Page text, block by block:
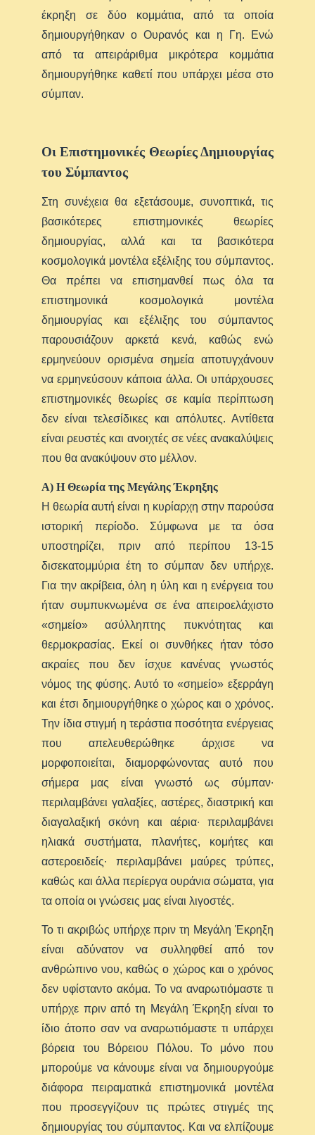
έκρηξη σε δύο κομμάτια, από τα οποία
δημιουργήθηκαν ο Ουρανός και η Γη. Ενώ
από τα απειράριθμα μικρότερα κομμάτια
δημιουργήθηκε καθετί που υπάρχει μέσα στο
σύμπαν.
Οι Επιστημονικές Θεωρίες Δημιουργίας
του Σύμπαντος
Στη συνέχεια θα εξετάσουμε, συνοπτικά, τις
βασικότερες επιστημονικές θεωρίες
δημιουργίας, αλλά και τα βασικότερα
κοσμολογικά μοντέλα εξέλιξης του σύμπαντος.
Θα πρέπει να επισημανθεί πως όλα τα
επιστημονικά κοσμολογικά μοντέλα
δημιουργίας και εξέλιξης του σύμπαντος
παρουσιάζουν αρκετά κενά, καθώς ενώ
ερμηνεύουν ορισμένα σημεία αποτυγχάνουν
να ερμηνεύσουν κάποια άλλα. Οι υπάρχουσες
επιστημονικές θεωρίες σε καμία περίπτωση
δεν είναι τελεσίδικες και απόλυτες. Αντίθετα
είναι ρευστές και ανοιχτές σε νέες ανακαλύψεις
που θα ανακύψουν στο μέλλον.
Α) Η Θεωρία της Μεγάλης Έκρηξης
Η θεωρία αυτή είναι η κυρίαρχη στην παρούσα
ιστορική περίοδο. Σύμφωνα με τα όσα
υποστηρίζει, πριν από περίπου 13-15
δισεκατομμύρια έτη το σύμπαν δεν υπήρχε.
Για την ακρίβεια, όλη η ύλη και η ενέργεια του
ήταν συμπυκνωμένα σε ένα απειροελάχιστο
«σημείο» ασύλληπτης πυκνότητας και
θερμοκρασίας. Εκεί οι συνθήκες ήταν τόσο
ακραίες που δεν ίσχυε κανένας γνωστός
νόμος της φύσης. Αυτό το «σημείο» εξερράγη
και έτσι δημιουργήθηκε ο χώρος και ο χρόνος.
Την ίδια στιγμή η τεράστια ποσότητα ενέργειας
που απελευθερώθηκε άρχισε να
μορφοποιείται, διαμορφώνοντας αυτό που
σήμερα μας είναι γνωστό ως σύμπαν∙
περιλαμβάνει γαλαξίες, αστέρες, διαστρική και
διαγαλαξική σκόνη και αέρια∙ περιλαμβάνει
ηλιακά συστήματα, πλανήτες, κομήτες και
αστεροειδείς∙ περιλαμβάνει μαύρες τρύπες,
καθώς και άλλα περίεργα ουράνια σώματα, για
τα οποία οι γνώσεις μας είναι λιγοστές.
Το τι ακριβώς υπήρχε πριν τη Μεγάλη Έκρηξη
είναι αδύνατον να συλληφθεί από τον
ανθρώπινο νου, καθώς ο χώρος και ο χρόνος
δεν υφίσταντο ακόμα. Το να αναρωτιόμαστε τι
υπήρχε πριν από τη Μεγάλη Έκρηξη είναι το
ίδιο άτοπο σαν να αναρωτιόμαστε τι υπάρχει
βόρεια του Βόρειου Πόλου. Το μόνο που
μπορούμε να κάνουμε είναι να δημιουργούμε
διάφορα πειραματικά επιστημονικά μοντέλα
που προσεγγίζουν τις πρώτες στιγμές της
δημιουργίας του σύμπαντος. Και να ελπίζουμε